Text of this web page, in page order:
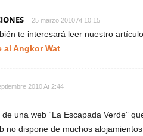
25 marzo 2010 At 10:15
te interesará leer nuestro
al Angkor Wat
2010 At 2:44
una web “La Escapada Verde”
no dispone de muchos